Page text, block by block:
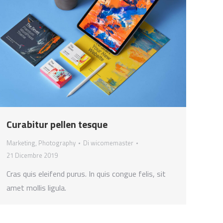
Curabitur pellen tesque
Marketing, Photography Di wicomemaster
21 Dicembre 2019
Cras quis eleifend purus. In quis congue felis, sit
amet mollis ligula.